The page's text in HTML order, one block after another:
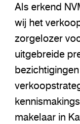
Als erkend
wij het
zorgelozer
uitgebreide
makelaar in